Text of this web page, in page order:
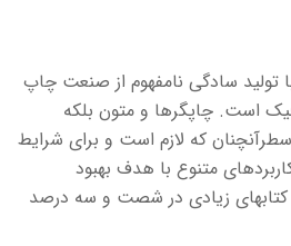
تولید سادگی نامفهوم از صنعت چاپ
است. چاپگرها و متون بلکه
که لازم است و برای شرایط
متنوع با هدف بهبود
کتابهای زیادی در شصت و سه درصد